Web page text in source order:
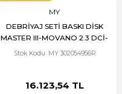
MY
DEBRİYAJ SETİ BASKI DİSK
MASTER III-MOVANO 2.3 DCİ-
CDTİ 2010 > M9T 692/698
Stok Kodu: MY 302054956R
16.123,54 TL